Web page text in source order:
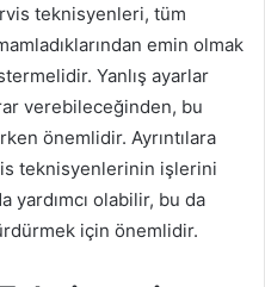
teknisyenleri, tüm
emin olmak
Yanlış ayarlar
verebileceğinden, bu
önemlidir. Ayrıntılara
teknisyenlerinin işlerini
yardımcı olabilir, bu da
için önemlidir.